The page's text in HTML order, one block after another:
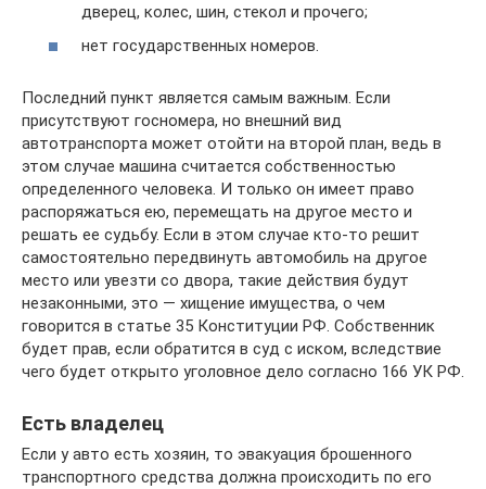
дверец, колес, шин, стекол и прочего;
нет государственных номеров.
Последний пункт является самым важным. Если
присутствуют госномера, но внешний вид
автотранспорта может отойти на второй план, ведь в
этом случае машина считается собственностью
определенного человека. И только он имеет право
распоряжаться ею, перемещать на другое место и
решать ее судьбу. Если в этом случае кто-то решит
самостоятельно передвинуть автомобиль на другое
место или увезти со двора, такие действия будут
незаконными, это — хищение имущества, о чем
говорится в статье 35 Конституции РФ. Собственник
будет прав, если обратится в суд с иском, вследствие
чего будет открыто уголовное дело согласно 166 УК РФ.
Есть владелец
Если у авто есть хозяин, то эвакуация брошенного
транспортного средства должна происходить по его